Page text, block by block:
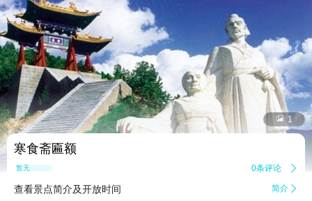
 1
寒食斋匾额
暂无点评 0条评论 
查看景点简介及开放时间 简介 
